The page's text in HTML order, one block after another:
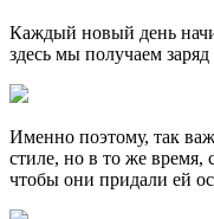
Каждый новый день
здесь мы получаем
Именно поэтому, так
стиле, но в то же время,
чтобы они придали ей